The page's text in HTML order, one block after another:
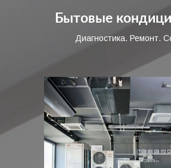
Бытовые
Диагностика. Ремонт.